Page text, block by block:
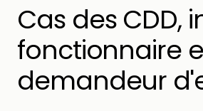
Cas des CDD,
fonctionnaire
demandeur